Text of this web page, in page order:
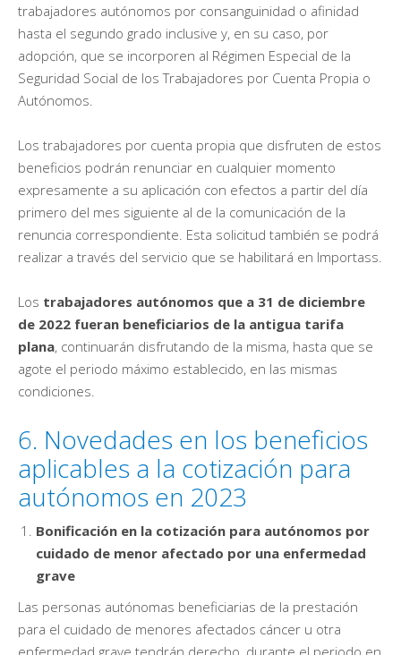
trabajadores autónomos por consanguinidad o afinidad
hasta el segundo grado inclusive y, en su caso, por
adopción, que se incorporen al Régimen Especial de la
Seguridad Social de los Trabajadores por Cuenta Propia o
Autónomos.
Los trabajadores por cuenta propia que disfruten de estos
beneficios podrán renunciar en cualquier momento
expresamente a su aplicación con efectos a partir del día
primero del mes siguiente al de la comunicación de la
renuncia correspondiente. Esta solicitud también se podrá
realizar a través del servicio que se habilitará en Importass.
Los trabajadores autónomos que a 31 de diciembre
de 2022 fueran beneficiarios de la antigua tarifa
plana, continuarán disfrutando de la misma, hasta que se
agote el periodo máximo establecido, en las mismas
condiciones.
6. Novedades en los beneficios
aplicables a la cotización para
autónomos en 2023
Bonificación en la cotización para autónomos por
cuidado de menor afectado por una enfermedad
grave
Las personas autónomas beneficiarias de la prestación
para el cuidado de menores afectados cáncer u otra
enfermedad grave tendrán derecho, durante el periodo en